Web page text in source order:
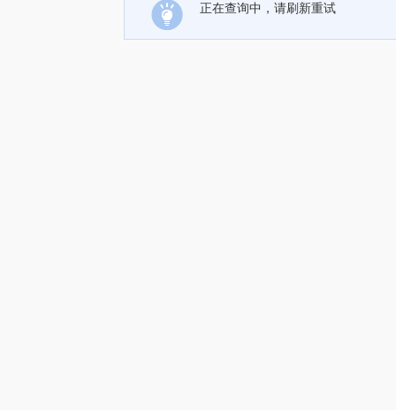
正在查询中，请刷新重试